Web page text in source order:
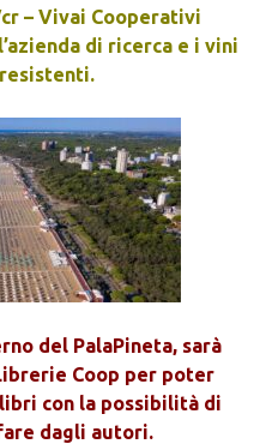
– Vivai Cooperativi
di ricerca e i vini
del PalaPineta, sarà
Coop per poter
con la possibilità di
dagli autori.